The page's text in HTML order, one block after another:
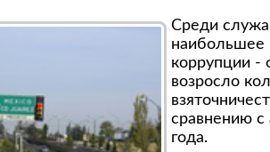
Среди
наибольшее
коррупции -
возросло
сравнению
года.